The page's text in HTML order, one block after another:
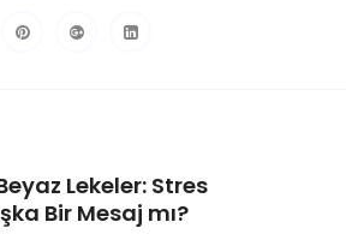
Lekeler: Stres
Bir Mesaj mı?